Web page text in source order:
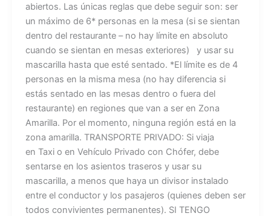
abiertos. Las únicas reglas que debe seguir son: ser
un máximo de 6* personas en la mesa (si se sientan
dentro del restaurante – no hay límite en absoluto
cuando se sientan en mesas exteriores) y usar su
mascarilla hasta que esté sentado. *El límite es de 4
personas en la misma mesa (no hay diferencia si
estás sentado en las mesas dentro o fuera del
restaurante) en regiones que van a ser en Zona
Amarilla. Por el momento, ninguna región está en la
zona amarilla. TRANSPORTE PRIVADO: Si viaja
en Taxi o en Vehículo Privado con Chófer, debe
sentarse en los asientos traseros y usar su
mascarilla, a menos que haya un divisor instalado
entre el conductor y los pasajeros (quienes deben ser
todos convivientes permanentes). SI TENGO